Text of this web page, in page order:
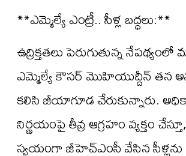
**ఎమ్మెల్యే ఎంట్రీ.. సీళ్ల బద్ధలు:**
ఉద్రిక్తతలు పెరుగుతున్న
ఎమ్మెల్యే కౌసర్ మొహియుద్దీన్ తన
కలిసి జీయాగూడ చేరుకున్నారు.
నిర్ణయంపై తీవ్ర ఆగ్రహం వ్యక్తం
స్వయంగా జీహెచ్‌ఎంసీ వేసిన సీళ్లను